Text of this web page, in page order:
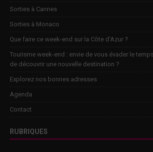
Sorties à Cannes
Sorties à Monaco
Que faire ce week-end sur la Côte d’Azur ?
Tourisme week-end : envie de vous évader le
de découvrir une nouvelle destination ?
Explorez nos bonnes adresses
Agenda
Contact
RUBRIQUES